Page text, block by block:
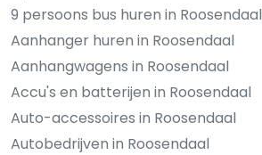
9 persoons bus huren in Roosendaal
Aanhanger huren in Roosendaal
Aanhangwagens in Roosendaal
Accu's en batterijen in Roosendaal
Auto-accessoires in Roosendaal
Autobedrijven in Roosendaal